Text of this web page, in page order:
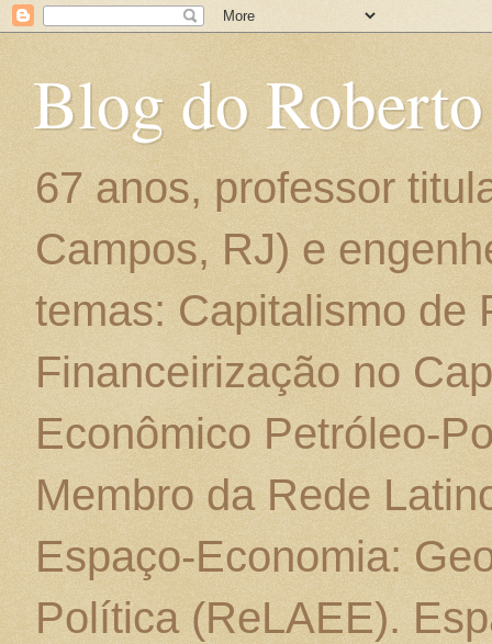
Blog do
67 anos, professor
Campos, RJ) e
temas: Capitalismo de
Financeirização no
Econômico Petróleo-
Membro da Rede
Espaço-Economia:
Política (ReLAEE).